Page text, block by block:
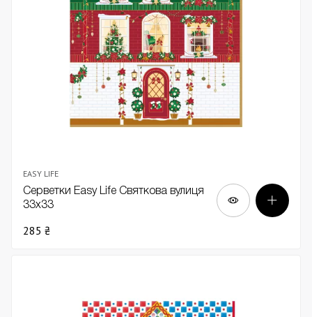
EASY LIFE
Серветки Easy Life Святкова вулиця
33х33
285 ₴